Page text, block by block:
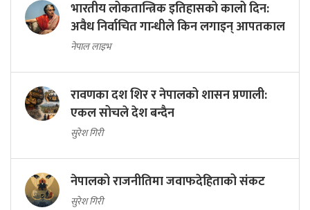
भारतीय लोकतान्त्रिक इतिहासको कालो दिन:
अवैध निर्वाचित गान्धीले किन लगाइन् आपतकाल
नेपाल लाइभ
रावणका दश शिर र नेपालको शासन प्रणाली:
एकल सोचले देश बन्दैन
सुरेश गिरी
नेपालको राजनीतिमा जवाफदेहिताको संकट
सुरेश गिरी